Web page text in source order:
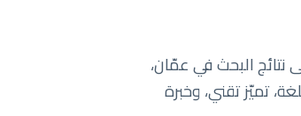
نتائج البحث في عمّان،
تميّز تقني، وخبرة